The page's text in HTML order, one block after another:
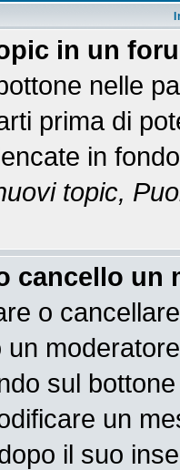
in un
nelle
prima di
in
topic,
cancello un
o
sul
un
il suo